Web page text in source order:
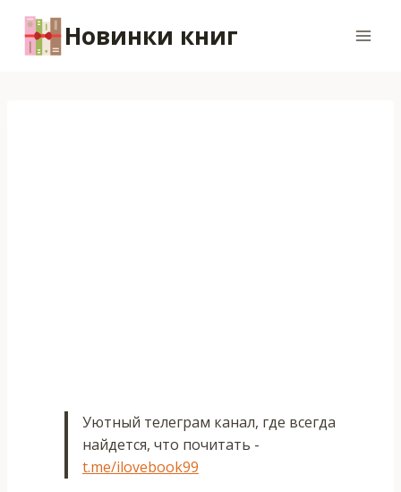
содержимому
Новинки книг
Уютный телеграм канал, где всегда
найдется, что почитать -
t.me/ilovebook99